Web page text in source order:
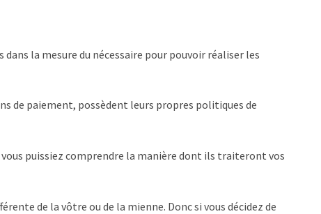
la mesure du nécessaire pour pouvoir réaliser les
de paiement, possèdent leurs propres politiques de
puissiez comprendre la manière dont ils traiteront vos
de la vôtre ou de la mienne. Donc si vous décidez de